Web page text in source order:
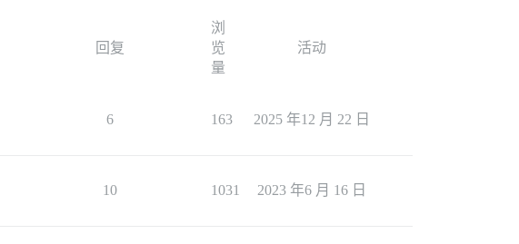
回复
浏
览
量
活动
6 163 2025 年12 月 22 日
10 1031 2023 年6 月 16 日